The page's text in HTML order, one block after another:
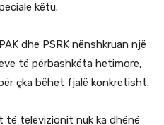
këtu.
dhe PSRK nënshkruan një
të përbashkëta hetimore,
çka bëhet fjalë konkretisht.
të televizionit nuk ka dhënë